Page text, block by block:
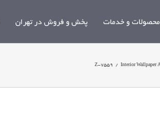
محصولات و خدمات پخش و فروش در تهران
/
Z-7559